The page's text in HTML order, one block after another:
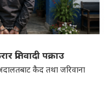
प्रतिवादी पक्राउ
कैद तथा जरिवाना